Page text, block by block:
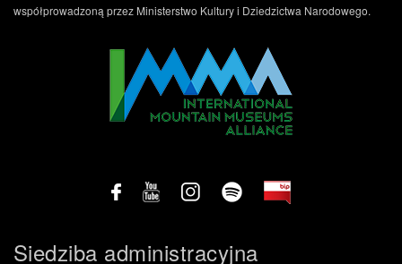
współprowadzoną przez Ministerstwo Kultury i Dziedzictwa Narodowego.
Siedziba administracyjna